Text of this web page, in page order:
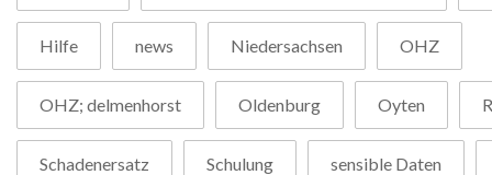
Hilfe news Niedersachsen OHZ
OHZ; delmenhorst Oldenburg Oyten
Schadenersatz Schulung sensible Daten